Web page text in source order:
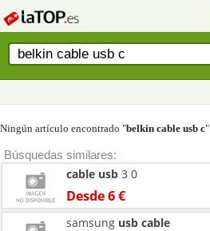
Ningún artículo encontrado "belkin cable usb c"
Búsquedas similares:
Desde 6 €
cable usb 3 0
samsung usb cable